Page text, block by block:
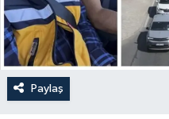
Paylaş